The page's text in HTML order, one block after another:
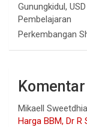
Gunungkidul,
Pembelajaran
Perkembangan
Mikaell
Harga BBM, Dr